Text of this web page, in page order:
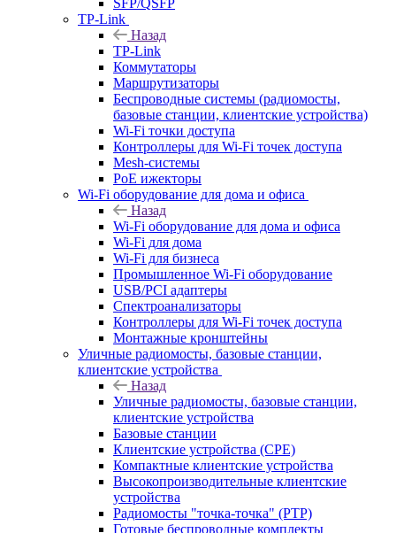
SFP/QSFP
TP-Link
Назад
TP-Link
Коммутаторы
Маршрутизаторы
Беспроводные системы (радиомосты,
базовые станции, клиентские устройства)
Wi-Fi точки доступа
Контроллеры для Wi-Fi точек доступа
Mesh-системы
PoE ижекторы
Wi-Fi оборудование для дома и офиса
Назад
Wi-Fi оборудование для дома и офиса
Wi-Fi для дома
Wi-Fi для бизнеса
Промышленное Wi-Fi оборудование
USB/PCI адаптеры
Cпектроанализаторы
Контроллеры для Wi-Fi точек доступа
Монтажные кронштейны
Уличные радиомосты, базовые станции,
клиентские устройства
Назад
Уличные радиомосты, базовые станции,
клиентские устройства
Базовые станции
Клиентские устройства (CPE)
Компактные клиентские устройства
Высокопроизводительные клиентские
устройства
Радиомосты "точка-точка" (PTP)
Готовые беспроводные комплекты